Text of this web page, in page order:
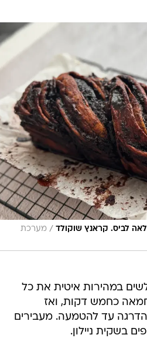
לביס. קראנץ שוקולד / מערכת
במהירות איטית את כל
כחמש דקות, ואז
עד להטמעה. מעבירים
בשקית ניילון.